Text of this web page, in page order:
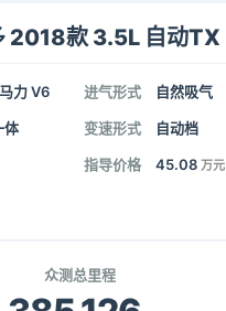
2018款 3.5L 自动TX
力 V6 进气形式 自然吸气
体 变速形式 自动档
指导价格 45.08 万元
众测总里程